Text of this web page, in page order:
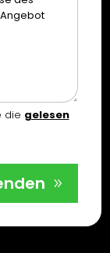
die gelesen